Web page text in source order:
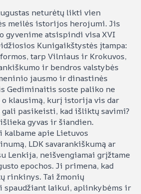
neturėtų likti vien
meilės istorijos herojumi. Jis
gyvenime atsispindi visa XVI
Kunigaikštystės įtampa:
tarp Vilniaus ir Krokuvos,
ir bendros valstybės
jausmo ir dinastinės
Gediminaitis soste paliko ne
o klausimą, kurį istorija vis dar
pasikeisti, kad išliktų savimi?
gyvas ir šiandien.
kalbame apie Lietuvos
LDK savarankiškumą ar
Lenkija, neišvengiamai grįžtame
epochos. Ji primena, kad
rinkinys. Tai žmonių
laikui, aplinkybėms ir